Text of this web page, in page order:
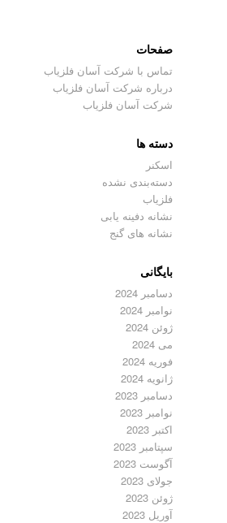
صفحات
تماس با شرکت آسان فلزیاب
درباره شرکت آسان فلزیاب
شرکت آسان فلزیاب
دسته ها
اسکنر
دسته‌بندی نشده
فلزیاب
نشانه دفینه یابی
نشانه های گنج
بایگانی
دسامبر 2024
نوامبر 2024
ژوئن 2024
می 2024
فوریه 2024
ژانویه 2024
دسامبر 2023
نوامبر 2023
اکتبر 2023
سپتامبر 2023
آگوست 2023
جولای 2023
ژوئن 2023
آوریل 2023